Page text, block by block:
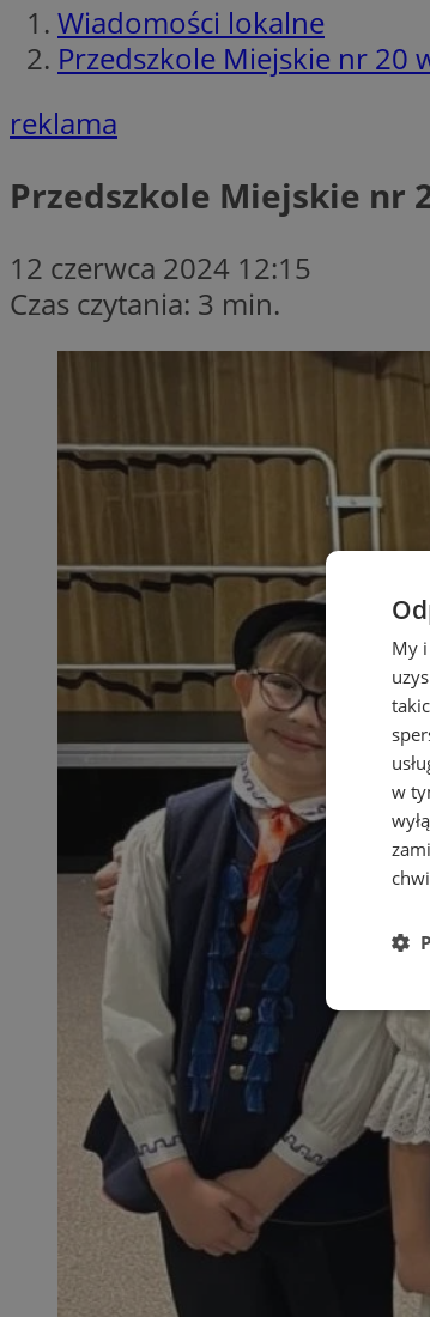
Wiadomości lokalne
Przedszkole Miejskie nr 20
reklama
Przedszkole Miejskie nr
12 czerwca 2024 12:15
Czas czytania: 3 min.
My
w